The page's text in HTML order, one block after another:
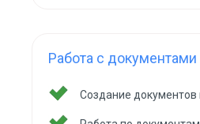
Работа с документами
Создание